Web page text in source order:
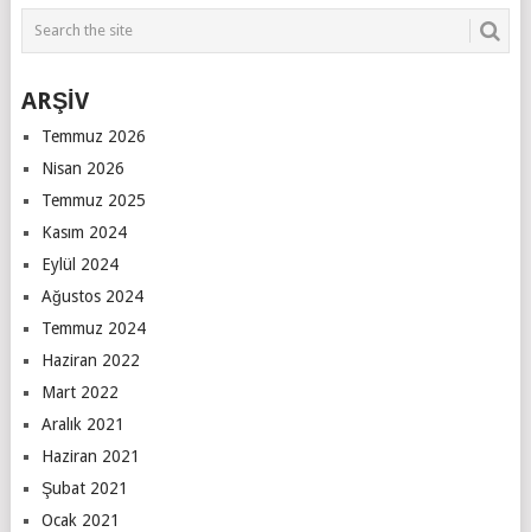
ARŞİV
Temmuz 2026
Nisan 2026
Temmuz 2025
Kasım 2024
Eylül 2024
Ağustos 2024
Temmuz 2024
Haziran 2022
Mart 2022
Aralık 2021
Haziran 2021
Şubat 2021
Ocak 2021